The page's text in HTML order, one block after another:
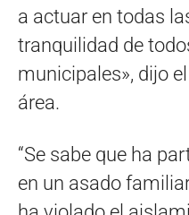
a actuar en todas
tranquilidad de
municipales», dijo
área.
“Se sabe que ha
en un asado